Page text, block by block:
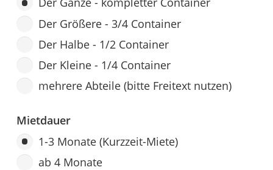
Der Größere - 3/4 Container
Der Halbe - 1/2 Container
Der Kleine - 1/4 Container
mehrere Abteile (bitte Freitext nutzen)
Mietdauer
1-3 Monate (Kurzzeit-Miete)
ab 4 Monate